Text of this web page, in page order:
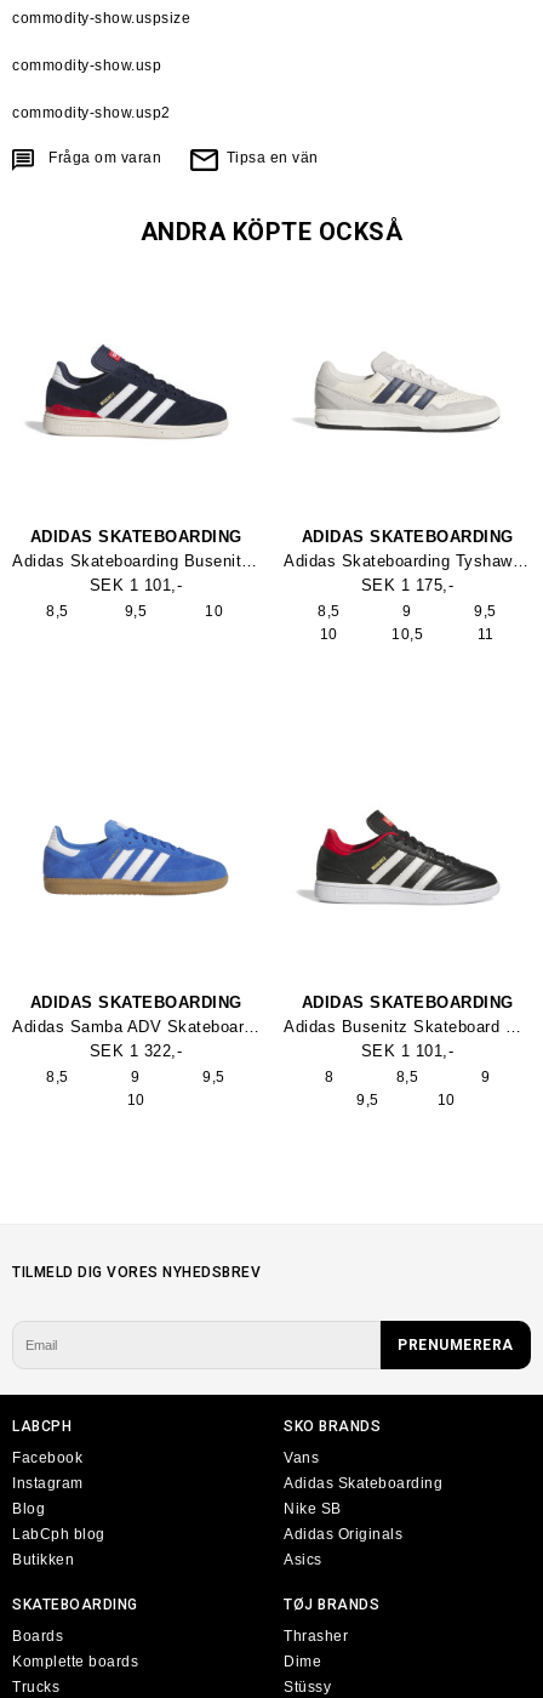
commodity-show.uspsize
commodity-show.usp
commodity-show.usp2
Fråga om varan Tipsa en vän
ANDRA KÖPTE OCKSÅ
ADIDAS SKATEBOARDING
Adidas Skateboarding Busenitz Shoe
SEK 1 101,-
8,5 9,5 10
ADIDAS SKATEBOARDING
Adidas Skateboarding Tyshawn 2 Sko
SEK 1 175,-
8,5 9
9,5
10
10,5 11
ADIDAS SKATEBOARDING
Adidas Samba ADV Skateboard Sko
SEK 1 322,-
8,5 9
9,5
10
ADIDAS SKATEBOARDING
Adidas Busenitz Skateboard Shoe
SEK 1 101,-
8 8,5
9
9,5
10
TILMELD DIG VORES NYHEDSBREV
LABCPH
Facebook
Instagram
Blog
LabCph blog
Butikken
SKO BRANDS
Vans
Adidas Skateboarding
Nike SB
Adidas Originals
Asics
SKATEBOARDING
Boards
Komplette boards
Trucks
TØJ BRANDS
Thrasher
Dime
Stüssy